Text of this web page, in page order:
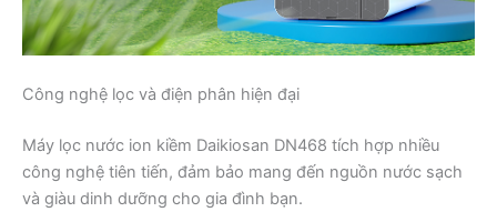
Công nghệ lọc và điện phân hiện đại
Máy lọc nước ion kiềm Daikiosan DN468 tích hợp nhiều
công nghệ tiên tiến, đảm bảo mang đến nguồn nước sạch
và giàu dinh dưỡng cho gia đình bạn.